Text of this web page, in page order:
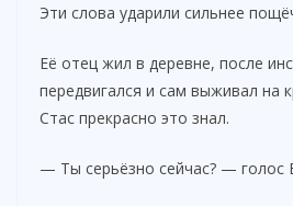
Эти слова ударили сильнее
Её отец жил в деревне, после
передвигался и сам выживал на
Стас прекрасно это знал.
— Ты серьёзно сейчас? — голос